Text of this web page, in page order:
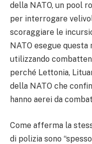
della NATO, un pool
per interrogare
scoraggiare le
NATO esegue
utilizzando
perché Lettonia,
della NATO che
hanno aerei da
Come afferma la
di polizia sono